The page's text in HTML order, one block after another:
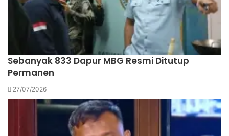
Sebanyak 833 Dapur MBG Resmi Ditutup
Permanen
27/07/2026